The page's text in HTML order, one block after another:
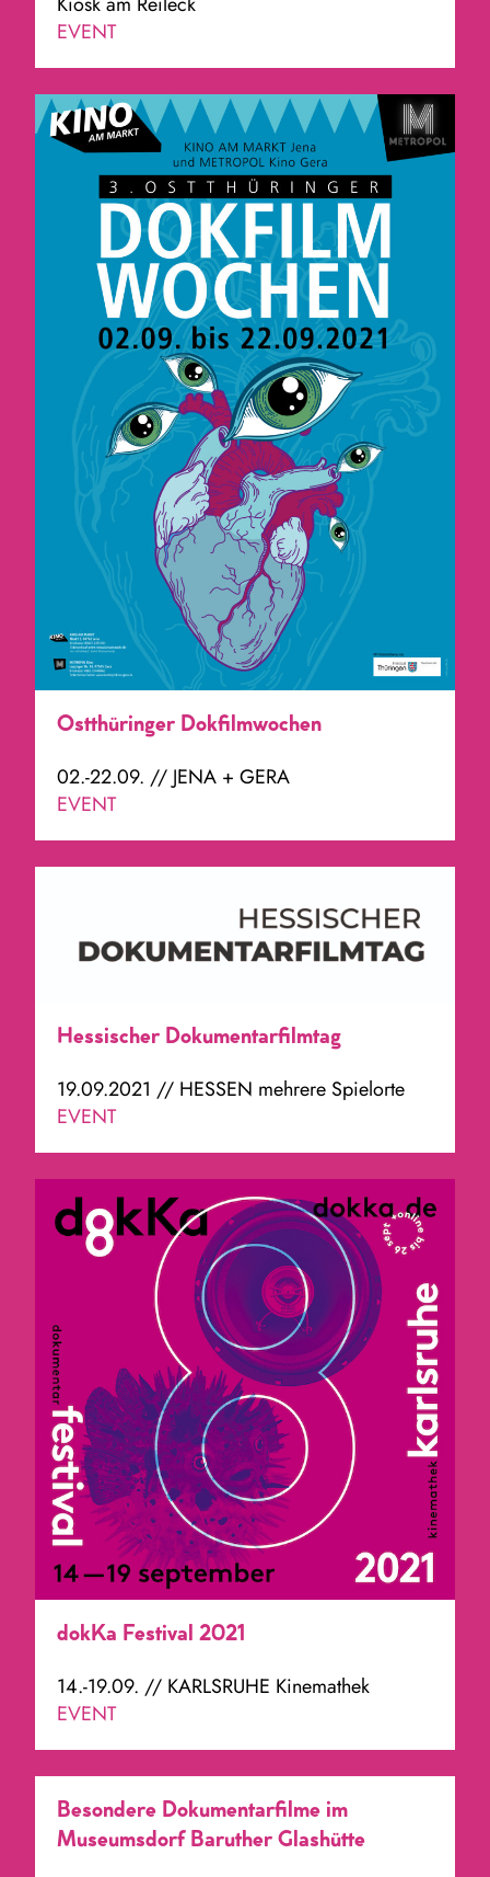
EVENT
Ostthüringer Dokfilmwochen
02.-22.09. // JENA + GERA
EVENT
Hessischer Dokumentarfilmtag
19.09.2021 // HESSEN mehrere Spielorte
EVENT
dokKa Festival 2021
14.-19.09. // KARLSRUHE Kinemathek
EVENT
Besondere Dokumentarfilme im
Museumsdorf Baruther Glashütte